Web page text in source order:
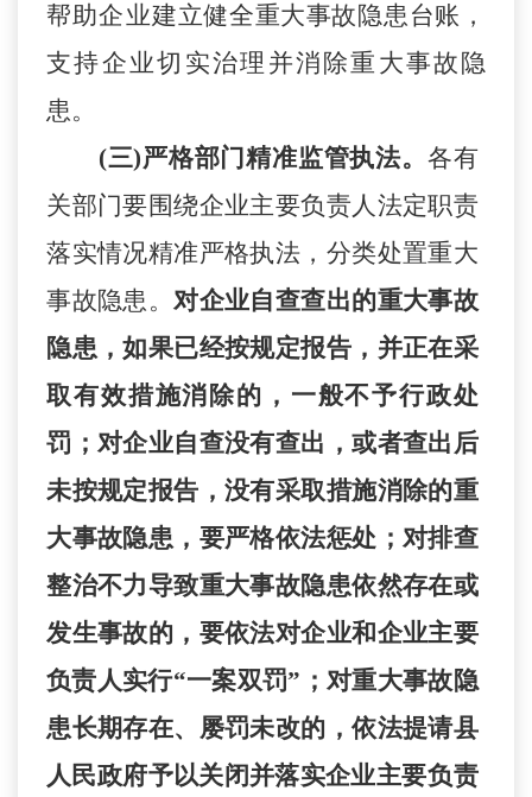
帮助企业建立健全重大事故隐患台账 ，
支持企业切实治理并消除重大事故 隐
患。
(三)严格部门精准监管执法。 各有
关部门要围绕企业主要负责人法定职责
落实情况精准严格执法 ， 分类处置重大
事故隐患。对企业自查查出的重大事故
隐患，如果已经按规定报告，并正在采
取有效措施消除的，一般不予行政处
罚；对企业自查没有查出，或者查出后
未按规定报告，没有采取措施消除的重
大事故隐患，要严格依法惩处； 对排查
整治不力导致重大事故隐患依然存在或
发生事故的，要依法对企业和企业主要
负责人实行“一案双罚”；对重大事故隐
患长期存在、屡罚未改的，依法提请县
人民政府予以关闭并落实企业主要负责